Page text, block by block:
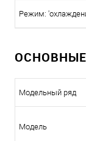
Режим:
Модельный ряд
Модель